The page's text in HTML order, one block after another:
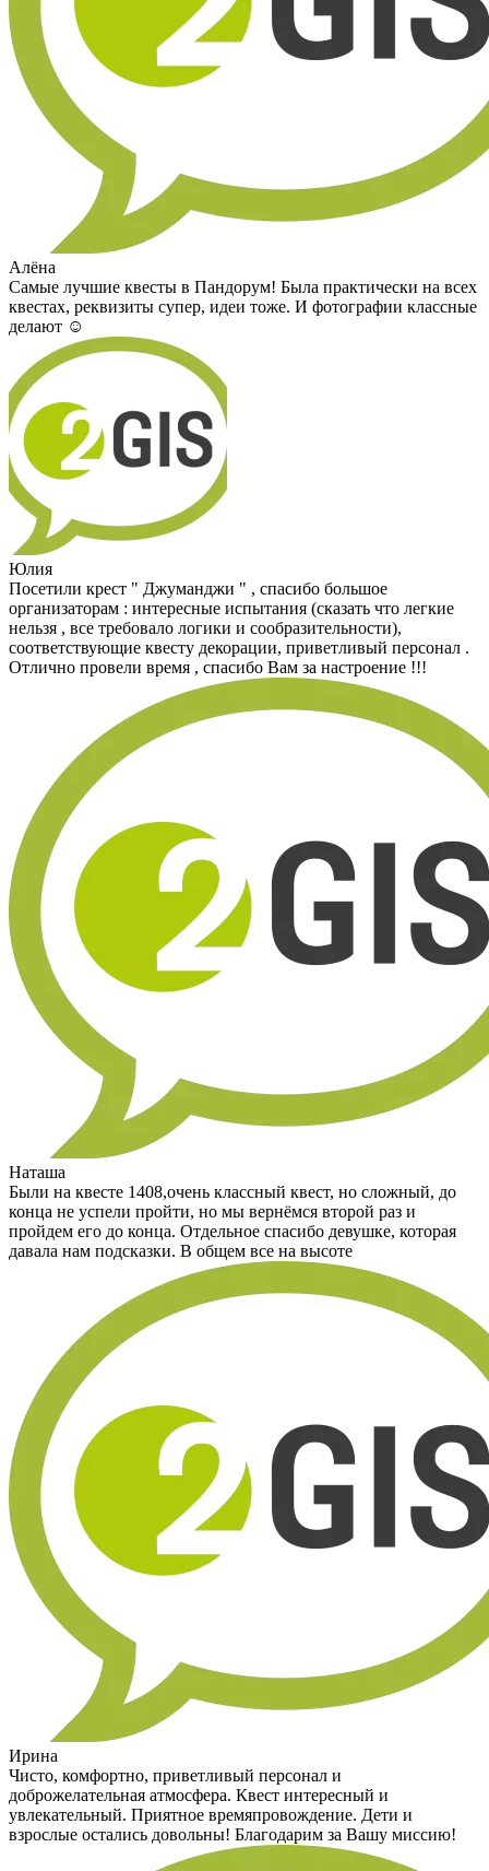
Алёна
Самые лучшие квесты в Пандорум! Была практически на всех
квестах, реквизиты супер, идеи тоже. И фотографии классные
делают ☺️
Юлия
Посетили крест " Джуманджи " , спасибо большое
организаторам : интересные испытания (сказать что легкие
нельзя , все требовало логики и сообразительности),
соответствующие квесту декорации, приветливый персонал .
Отлично провели время , спасибо Вам за настроение !!!
Наташа
Были на квесте 1408,очень классный квест, но сложный, до
конца не успели пройти, но мы вернёмся второй раз и
пройдем его до конца. Отдельное спасибо девушке, которая
давала нам подсказки. В общем все на высоте
Ирина
Чисто, комфортно, приветливый персонал и
доброжелательная атмосфера. Квест интересный и
увлекательный. Приятное времяпровождение. Дети и
взрослые остались довольны! Благодарим за Вашу миссию!